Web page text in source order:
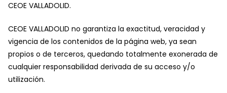
CEOE VALLADOLID.
CEOE VALLADOLID no garantiza la exactitud, veracidad y
vigencia de los contenidos de la página web, ya sean
propios o de terceros, quedando totalmente exonerada de
cualquier responsabilidad derivada de su acceso y/o
utilización.